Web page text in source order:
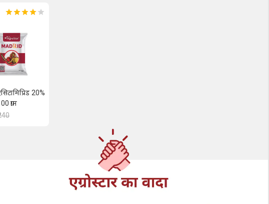
20%
ग्राम